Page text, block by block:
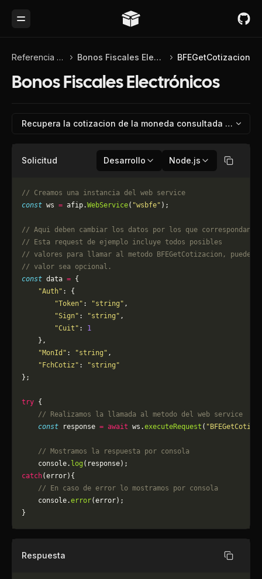
Toggle Menu
Referencia de API Bonos Fiscales Electrónicos BFEGetCotizacion
Bonos Fiscales Electrónicos
Recupera la cotizacion de la moneda consultada y su
Solicitud Desarrollo Node.js Copiar
// Creamos una instancia del web service
const ws = afip.WebService( "wsbfe" );
// Aqui deben cambiar los datos por los que correspondan.
// Esta request de ejemplo incluye todos posibles
// valores para llamar al metodo BFEGetCotizacion, puede
// valor sea opcional.
const data = {
    "Auth"
: {
        "Token"
: "string" ,
        "Sign"
: "string" ,
        "Cuit"
: 1
    },
    "MonId"
: "string" ,
    "FchCotiz"
:
"string"
};
try {
    // Realizamos la llamada al metodo del web service
    const
response = await ws.executeRequest (
    // Mostramos la respuesta por consola
    console.
log (response);
catch(error){
    // En caso de error lo mostramos por consola
	console.
error(error);
}
Respuesta Copiar